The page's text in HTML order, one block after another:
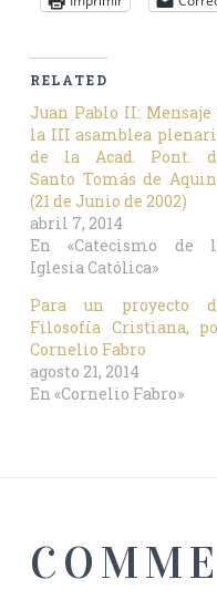
RELATED
Juan Pablo II: Mensaje
la III asamblea
de la Acad. Pont.
Santo Tomás de
(21 de Junio de 2002)
abril 7, 2014
En «Catecismo de
Iglesia Católica»
Para un proyecto
Filosofía Cristiana,
Cornelio Fabro
agosto 21, 2014
En «Cornelio Fabro»